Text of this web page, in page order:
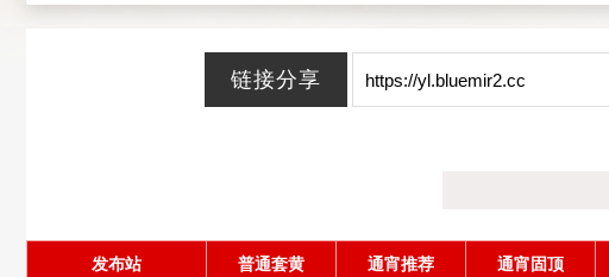
发布站 普通套黄 通宵推荐 通宵固顶